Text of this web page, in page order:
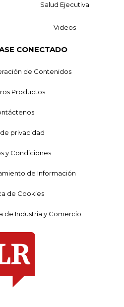
Salud Ejecutiva
Videos
CONECTADO
de Contenidos
Productos
privacidad
y Condiciones
de Información
de Cookies
de Industria y Comercio